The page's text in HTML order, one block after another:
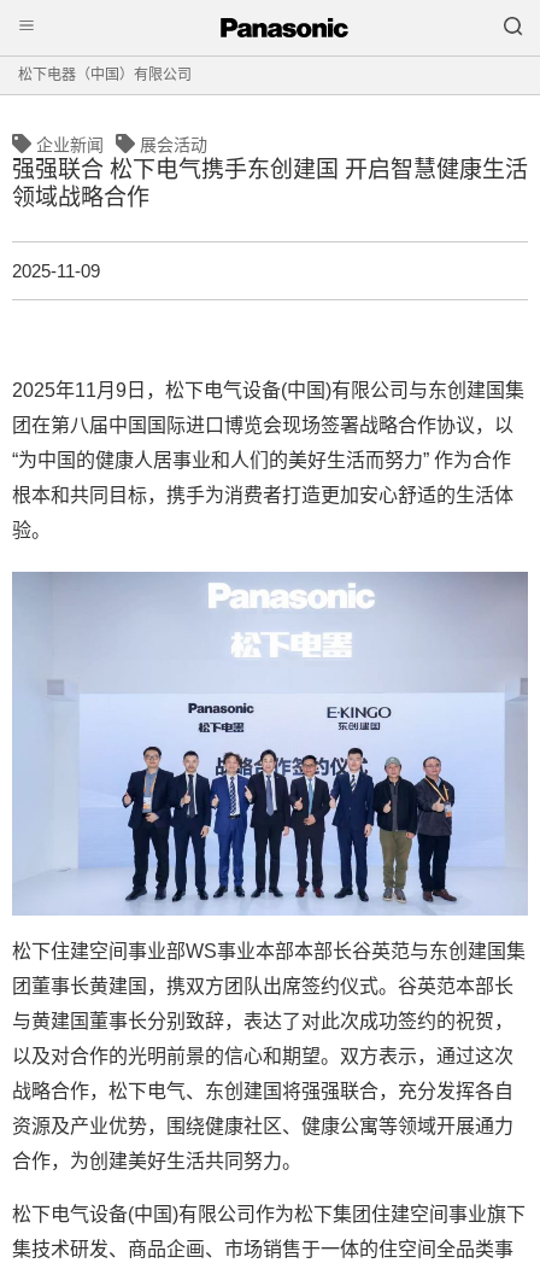
松下电器（中国）有限公司
企业新闻 展会活动
强强联合 松下电气携手东创建国 开启智慧健康生活
领域战略合作
2025-11-09
2025年11月9日，松下电气设备(中国)有限公司与东创建国集
团在第八届中国国际进口博览会现场签署战略合作协议，以
“为中国的健康人居事业和人们的美好生活而努力” 作为合作
根本和共同目标，携手为消费者打造更加安心舒适的生活体
验。
松下住建空间事业部WS事业本部本部长谷英范与东创建国集
团董事长黄建国，携双方团队出席签约仪式。谷英范本部长
与黄建国董事长分别致辞，表达了对此次成功签约的祝贺，
以及对合作的光明前景的信心和期望。双方表示，通过这次
战略合作，松下电气、东创建国将强强联合，充分发挥各自
资源及产业优势，围绕健康社区、健康公寓等领域开展通力
合作，为创建美好生活共同努力。
松下电气设备(中国)有限公司作为松下集团住建空间事业旗下
集技术研发、商品企画、市场销售于一体的住空间全品类事